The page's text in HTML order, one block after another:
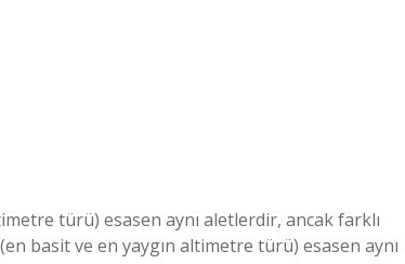
türü) esasen aynı aletlerdir, ancak farklı
basit ve en yaygın altimetre türü) esasen aynı